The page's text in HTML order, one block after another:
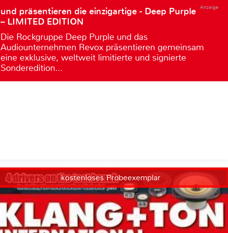
Anzeige
und präsentieren die einzigartige - Deep Purple
– LIMITED EDITION
Die Rockgruppe Deep Purple und das
Audiounternehmen Revox präsentieren gemeinsam
eine exklusive, weltweit limitierte und signierte
Sonderedition...
kostenloses Probeexemplar